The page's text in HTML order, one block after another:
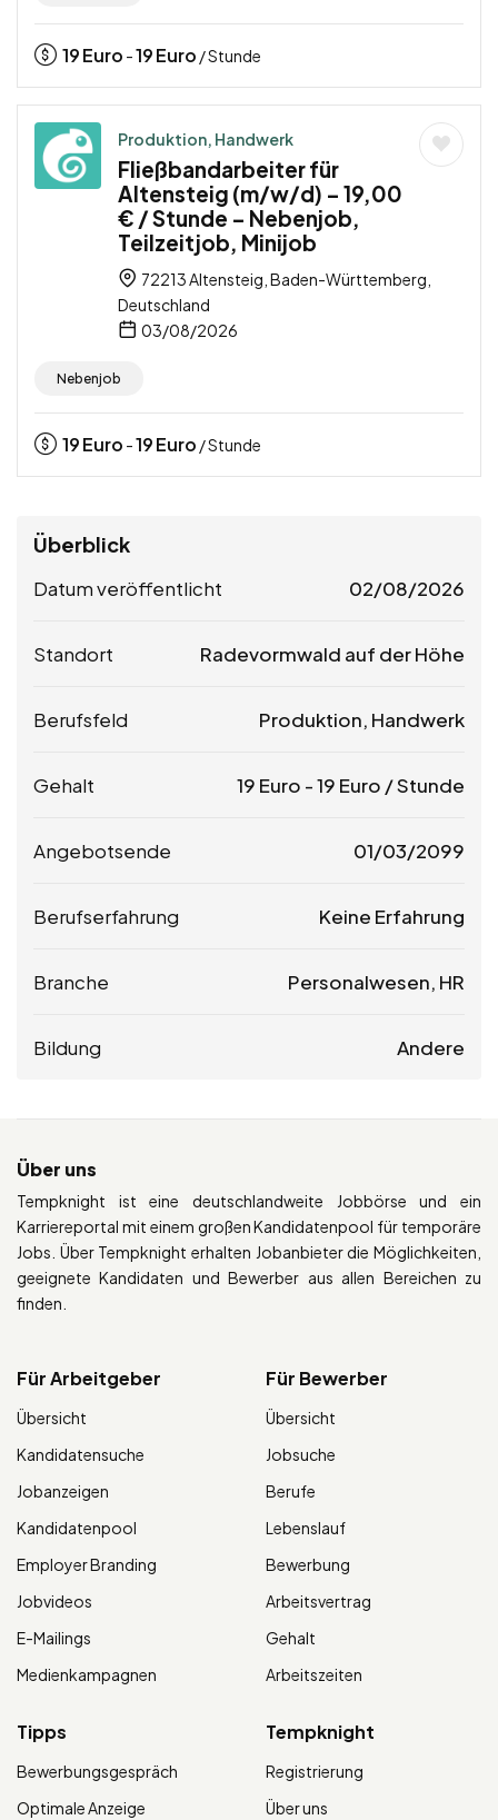
19Euro -19Euro / Stunde
Produktion, Handwerk
Fließbandarbeiter für
Altensteig (m/w/d) – 19,00
€ / Stunde – Nebenjob,
Teilzeitjob, Minijob
72213 Altensteig, Baden-Württemberg,
Deutschland
03/08/2026
Nebenjob
19Euro -19Euro / Stunde
Überblick
Datum veröffentlicht 02/08/2026
Standort Radevormwald auf der Höhe
Berufsfeld Produktion, Handwerk
Gehalt 19 Euro -19 Euro / Stunde
Angebotsende 01/03/2099
Berufserfahrung Keine Erfahrung
Branche Personalwesen, HR
Bildung Andere
Über uns
Tempknight ist eine deutschlandweite Jobbörse und ein
Karriereportal mit einem großen Kandidatenpool für temporäre
Jobs. Über Tempknight erhalten Jobanbieter die Möglichkeiten,
geeignete Kandidaten und Bewerber aus allen Bereichen zu
finden.
Für Arbeitgeber
Übersicht
Kandidatensuche
Jobanzeigen
Kandidatenpool
Employer Branding
Jobvideos
E-Mailings
Medienkampagnen
Für Bewerber
Übersicht
Jobsuche
Berufe
Lebenslauf
Bewerbung
Arbeitsvertrag
Gehalt
Arbeitszeiten
Tipps
Bewerbungsgespräch
Optimale Anzeige
Tempknight
Registrierung
Über uns